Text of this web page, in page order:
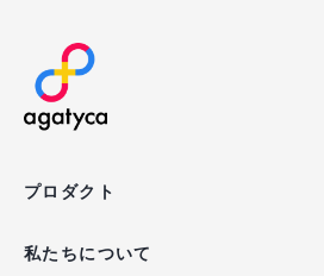
プロダクト
私たちについて